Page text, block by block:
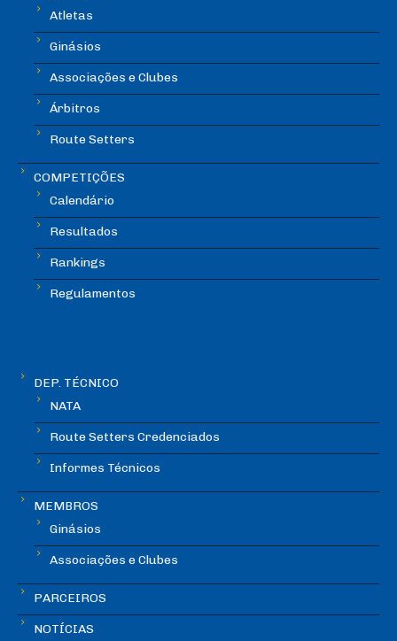
Atletas
Ginásios
Associações e Clubes
Árbitros
Route Setters
COMPETIÇÕES
Calendário
Resultados
Rankings
Regulamentos
DEP. TÉCNICO
NATA
Route Setters Credenciados
Informes Técnicos
MEMBROS
Ginásios
Associações e Clubes
PARCEIROS
NOTÍCIAS